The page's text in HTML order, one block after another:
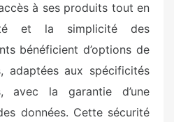
à ses produits tout en
et la simplicité des
bénéficient d’options de
adaptées aux spécificités
avec la garantie d’une
données. Cette sécurité